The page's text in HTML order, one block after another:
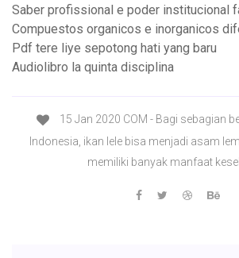
Saber profissional e poder institucional
Compuestos organicos e inorganicos
Pdf tere liye sepotong hati yang baru
Audiolibro la quinta disciplina
15 Jan 2020 COM - Bagi sebagian
Indonesia, ikan lele bisa menjadi asam
memiliki banyak manfaat